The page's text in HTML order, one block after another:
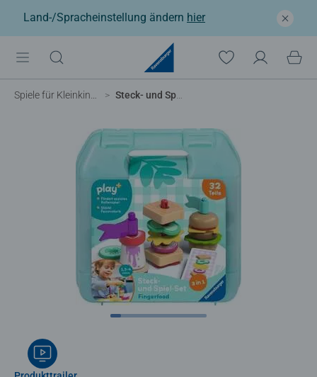
Land-/Spracheinstellung ändern hier
Spiele für Kleinkinder Steck- und Spiel-Set: Fingerfood